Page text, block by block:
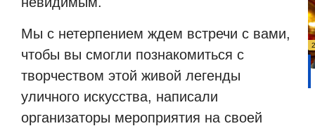
Мы с нетерпением ждем встречи с вами,
чтобы вы смогли познакомиться с
творчеством этой живой легенды
уличного искусства, написали
организаторы мероприятия на своей